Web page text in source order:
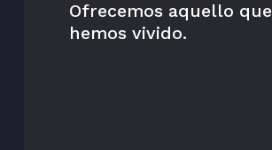
Ofrecemos aquello que
hemos vivido.